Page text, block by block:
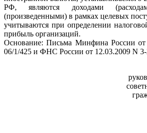
РФ, являются доходами
(произведенными) в рамках целевых
учитываются при определении
прибыль организаций.
Основание: Письма Минфина России от
06/1/425 и ФНС России от 12.03.2009 N 3-